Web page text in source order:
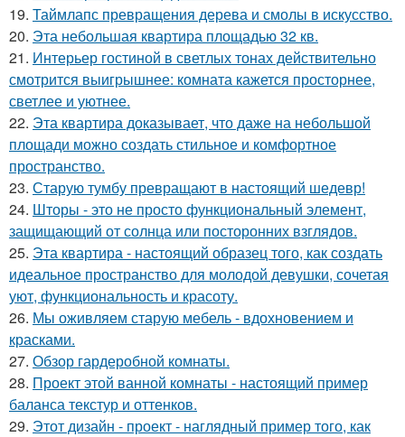
19. Таймлапс превращения дерева и смолы в искусство.
20. Эта небольшая квартира площадью 32 кв.
21. Интерьер гостиной в светлых тонах действительно
смотрится выигрышнее: комната кажется просторнее,
светлее и уютнее.
22. Эта квартира доказывает, что даже на небольшой
площади можно создать стильное и комфортное
пространство.
23. Старую тумбу превращают в настоящий шедевр!
24. Шторы - это не просто функциональный элемент,
защищающий от солнца или посторонних взглядов.
25. Эта квартира - настоящий образец того, как создать
идеальное пространство для молодой девушки, сочетая
уют, функциональность и красоту.
26. Мы оживляем старую мебель - вдохновением и
красками.
27. Обзор гардеробной комнаты.
28. Проект этой ванной комнаты - настоящий пример
баланса текстур и оттенков.
29. Этот дизайн - проект - наглядный пример того, как